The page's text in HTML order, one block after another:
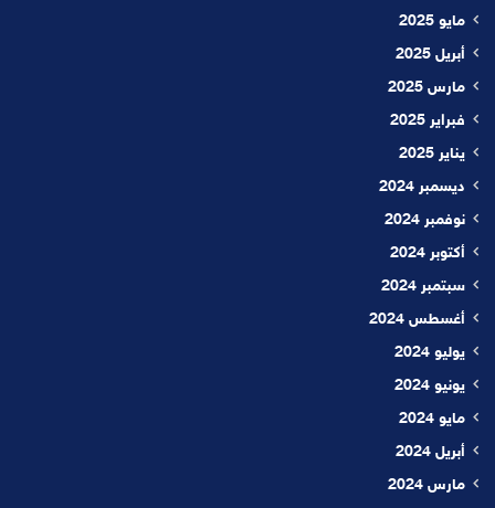
مايو 2025
أبريل 2025
مارس 2025
فبراير 2025
يناير 2025
ديسمبر 2024
نوفمبر 2024
أكتوبر 2024
سبتمبر 2024
أغسطس 2024
يوليو 2024
يونيو 2024
مايو 2024
أبريل 2024
مارس 2024